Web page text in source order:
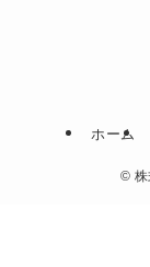
ホーム
©